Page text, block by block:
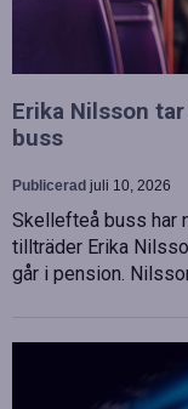
Erika Nilsson
buss
Publicerad juli 10, 2026
Skellefteå buss har
tillträder Erika
går i pension.